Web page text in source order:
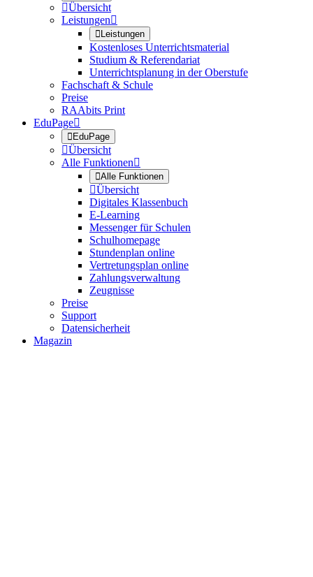
Übersicht
Leistungen
Leistungen
Kostenloses Unterrichtsmaterial
Studium & Referendariat
Unterrichtsplanung in der Oberstufe
Fachschaft & Schule
Preise
RAAbits Print
EduPage
EduPage
Übersicht
Alle Funktionen
Alle Funktionen
Übersicht
Digitales Klassenbuch
E-Learning
Messenger für Schulen
Schulhomepage
Stundenplan online
Vertretungsplan online
Zahlungsverwaltung
Zeugnisse
Preise
Support
Datensicherheit
Magazin